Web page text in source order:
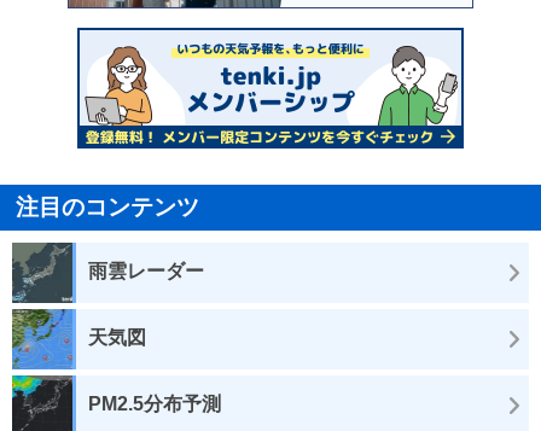
注目のコンテンツ
雨雲レーダー
天気図
PM2.5分布予測